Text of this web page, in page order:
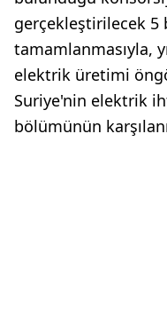
gerçekleştirilecek 5
tamamlanmasıyla,
elektrik üretimi
Suriye'nin elektrik
bölümünün